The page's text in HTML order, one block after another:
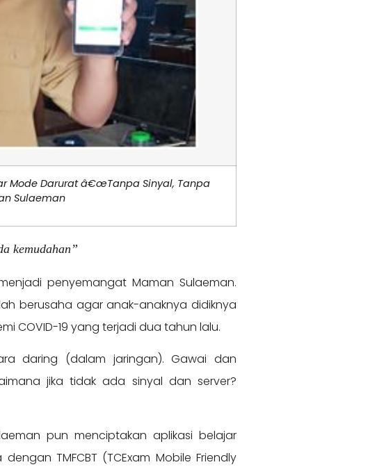
Mode Darurat â€œTanpa Sinyal, Tanpa
Sulaeman
kemudahan”
penyemangat Maman Sulaeman.
berusaha agar anak-anaknya didiknya
COVID-19 yang terjadi dua tahun lalu.
daring (dalam jaringan). Gawai dan
jika tidak ada sinyal dan server?
pun menciptakan aplikasi belajar
TMFCBT (TCExam Mobile Friendly